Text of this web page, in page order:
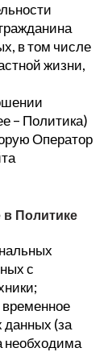
в том числе
жизни,
– Политика)
Оператор
Политике
с
данных (за
необходима